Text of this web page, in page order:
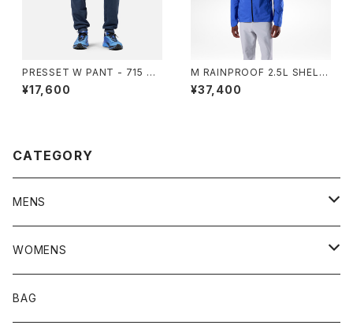
PRESSET W PANT - 715 DA
RK NAVY
¥17,600
M RAINPROOF 2.5L SHELL
JKT - F00 DAZZLE BLUE
¥37,400
CATEGORY
MENS
JACKET
TOPS
WOMENS
JACKET
BAG